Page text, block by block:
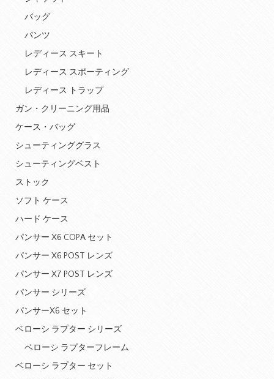
バッグ
パンツ
レディース スキート
レディース スポーティング
レディース トラップ
ガン・クリーニング用品
ケース・バッグ
シューティンググラス
シューティングベスト
ストック
ソフト ケース
ハード ケース
パンサー X6 COPA セット
パンサー X6 POST レンズ
パンサー X7 POST レンズ
パンサー シリーズ
パンサーX6 セット
ベローシ ラプター シリーズ
ベローシ ラプターフレーム
ベローシ ラプター セット